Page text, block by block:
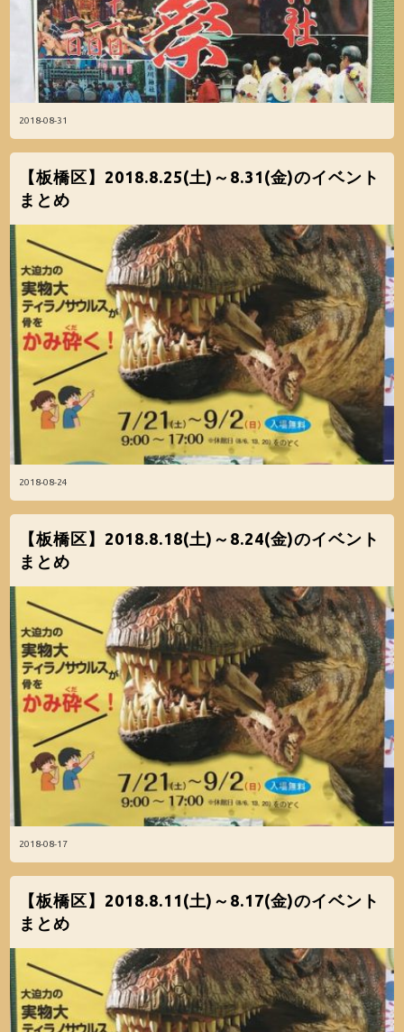
2018-08-31
2018-08-24
【板橋区】2018.8.25(土)～8.31(金)のイベント
まとめ
2018-08-17
【板橋区】2018.8.18(土)～8.24(金)のイベント
まとめ
【板橋区】2018.8.11(土)～8.17(金)のイベント
まとめ